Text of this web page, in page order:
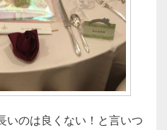
いのは良くない！と言いつ